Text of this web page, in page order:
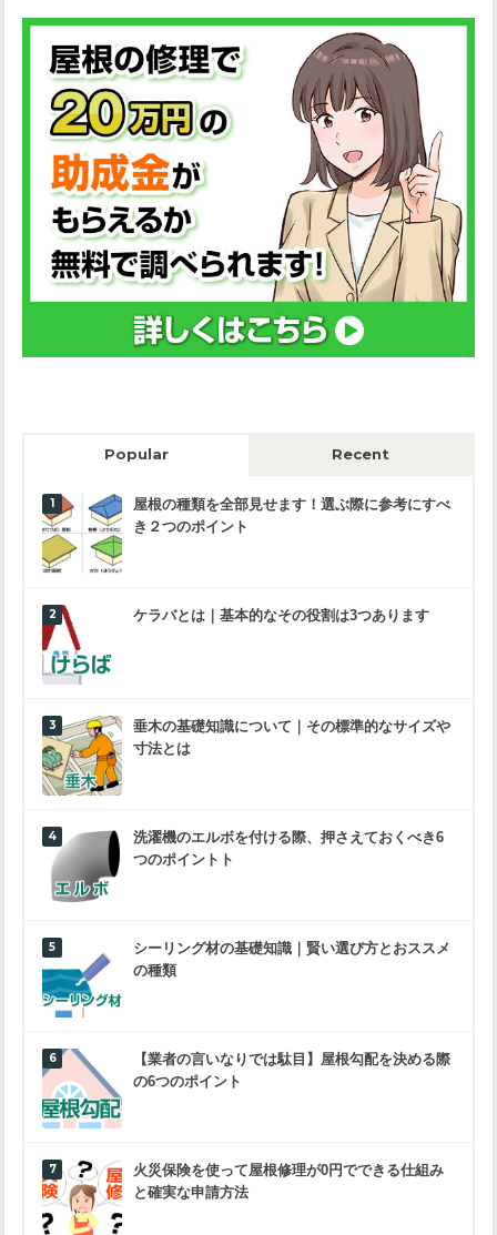
Popular Recent
屋根の種類を全部見せます！選ぶ際に参考にすべ
き２つのポイント
ケラバとは｜基本的なその役割は3つあります
垂木の基礎知識について｜その標準的なサイズや
寸法とは
洗濯機のエルボを付ける際、押さえておくべき6
つのポイントト
シーリング材の基礎知識｜賢い選び方とおススメ
の種類
【業者の言いなりでは駄目】屋根勾配を決める際
の6つのポイント
火災保険を使って屋根修理が0円でできる仕組み
と確実な申請方法